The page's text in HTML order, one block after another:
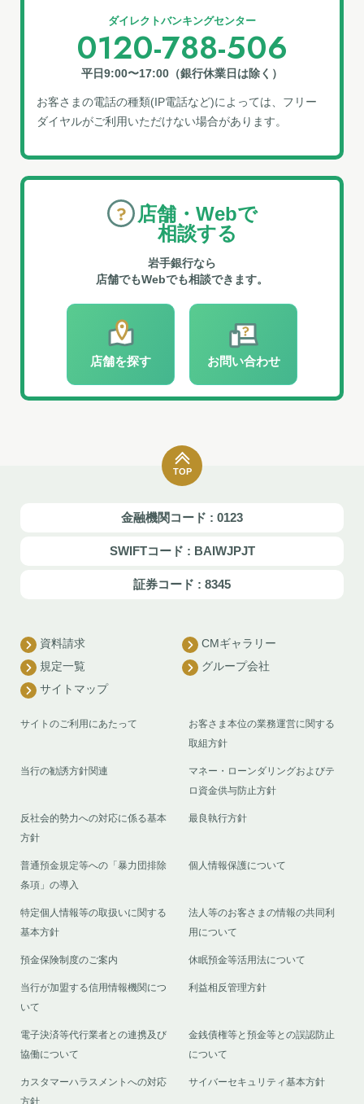
ダイレクトバンキングセンター
0120-788-506
平日9:00〜17:00（銀行休業日は除く）
お客さまの電話の種類(IP電話など)によっては、フリー
ダイヤルがご利⽤いただけない場合があります。
店舗・Webで
相談する
岩手銀行なら
店舗でもWebでも相談できます。
店舗を探す お問い合わせ
TOP
金融機関コード : 0123
SWIFTコード : BAIWJPJT
証券コード : 8345
資料請求
CMギャラリー
規定一覧
グループ会社
サイトマップ
サイトのご利用にあたって
お客さま本位の業務運営に関する
取組方針
当行の勧誘方針関連
マネー・ローンダリングおよびテ
ロ資金供与防止方針
反社会的勢力への対応に係る基本
方針
最良執行方針
普通預金規定等への「暴力団排除
条項」の導入
個人情報保護について
特定個人情報等の取扱いに関する
基本方針
法人等のお客さまの情報の共同利
用について
預金保険制度のご案内 休眠預金等活用法について
当行が加盟する信用情報機関につ
いて
利益相反管理方針
電子決済等代行業者との連携及び
協働について
金銭債権等と預金等との誤認防止
について
カスタマーハラスメントへの対応
方針
サイバーセキュリティ基本方針